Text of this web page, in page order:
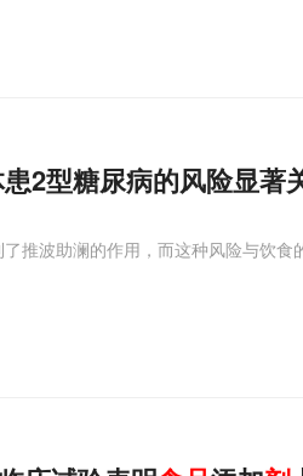
2型糖尿病的风险显著
推波助澜的作用，而这种风险与饮食